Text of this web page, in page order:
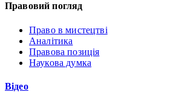
Правовий погляд
Право в мистецтві
Аналітика
Правова позиція
Наукова думка
Відео